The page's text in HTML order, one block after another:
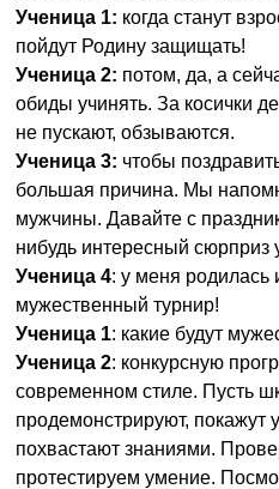
Ученица 1: когда станут
пойдут Родину защищать!
Ученица 2: потом, да, а
обиды учинять. За косички
не пускают, обзываются.
Ученица 3: чтобы
большая причина. Мы
мужчины. Давайте с
нибудь интересный сюрприз
Ученица 4: у меня родилась
мужественный турнир!
Ученица 1: какие будут
Ученица 2: конкурсную
современном стиле. Пусть
продемонстрируют, покажут
похвастают знаниями.
протестируем умение.